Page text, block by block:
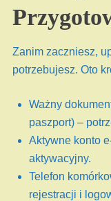
Zanim zaczniesz,
potrzebujesz. Oto
Ważny
paszport) –
Aktywne konto
aktywacyjny.
Telefon
rejestracji i